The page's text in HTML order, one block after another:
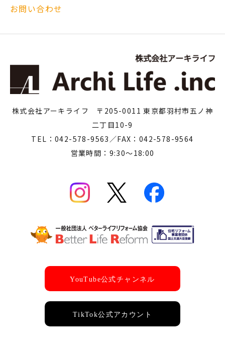
お問い合わせ
株式会社アーキライフ 〒205-0011 東京都羽村市五ノ神
二丁目10-9
TEL：042-578-9563／FAX：042-578-9564
営業時間：9:30～18:00